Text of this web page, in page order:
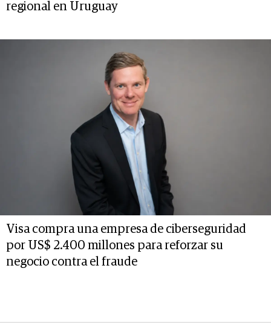
regional en Uruguay
Visa compra una empresa de ciberseguridad
por US$ 2.400 millones para reforzar su
negocio contra el fraude